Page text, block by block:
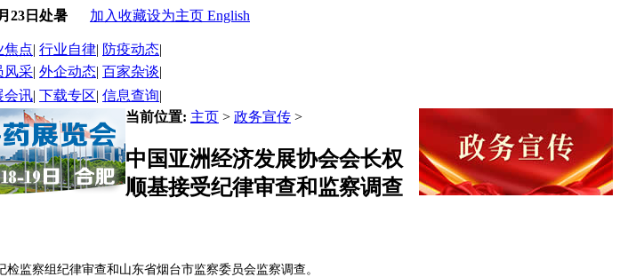
23日处暑 加入收藏设为主页 English
焦点| 行业自律| 防疫动态|
风采| 外企动态| 百家杂谈|
会讯| 下载专区| 信息查询|
当前位置: 主页 > 政务宣传 >
中国亚洲经济发展协会会长权
顺基接受纪律审查和监察调查
监察组纪律审查和山东省烟台市监察委员会监察调查。